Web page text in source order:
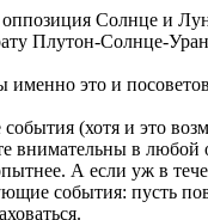
Солнце и
Плутон-Солнце-
это и
(хотя и это
внимательны в любой
А если уж в
события: пусть